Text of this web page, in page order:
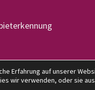
präsentiert von
Erfahrung auf unserer
wir verwenden, oder sie